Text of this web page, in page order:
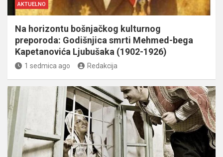
AKTUELNO
Na horizontu bošnjačkog kulturnog
preporoda: Godišnjica smrti Mehmed-bega
Kapetanovića Ljubušaka (1902-1926)
1 sedmica ago Redakcija